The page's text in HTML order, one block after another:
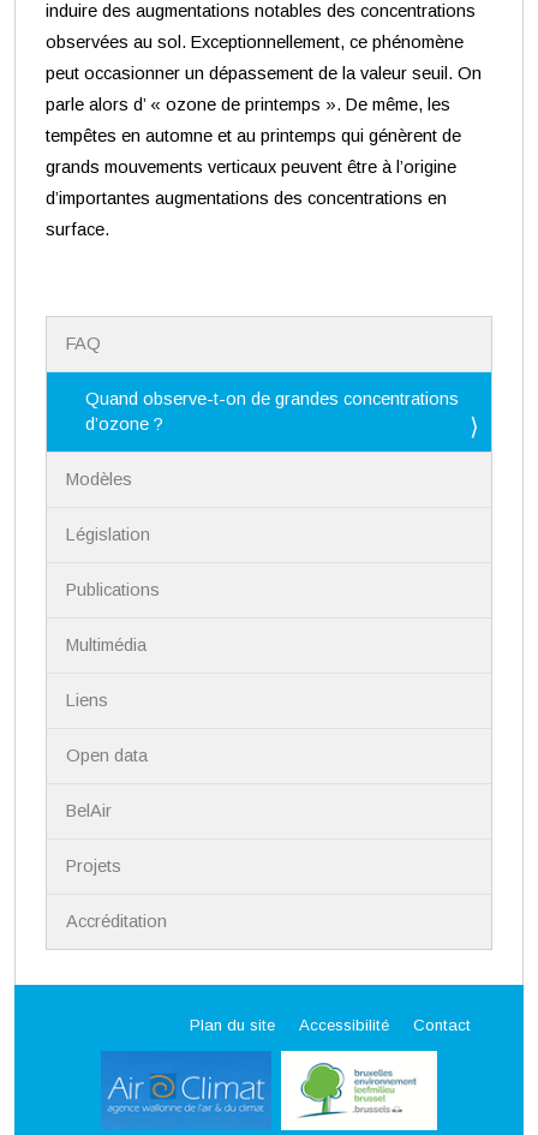
induire des augmentations notables des concentrations
observées au sol. Exceptionnellement, ce phénomène
peut occasionner un dépassement de la valeur seuil. On
parle alors d’ « ozone de printemps ». De même, les
tempêtes en automne et au printemps qui génèrent de
grands mouvements verticaux peuvent être à l’origine
d’importantes augmentations des concentrations en
surface.
v
FAQ
Quand observe-t-on de grandes concentrations
d’ozone ?
Modèles
Législation
Publications
Multimédia
Liens
Open data
BelAir
Projets
Accréditation
Plan du site Accessibilité Contact